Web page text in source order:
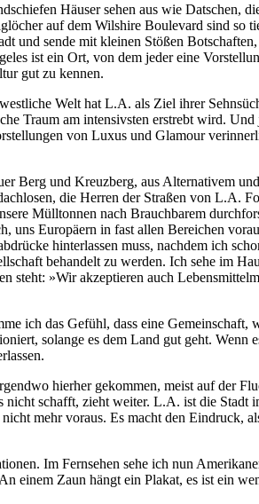
Häuser sehen aus wie Datschen,
auf dem Wilshire Boulevard sind so
und sende mit kleinen Stößen
ist ein Ort, von dem jeder eine
gut zu kennen.
Welt hat L.A. als Ziel ihrer
Traum am intensivsten erstrebt wird.
von Luxus und Glamour
Berg und Kreuzberg, aus Alternativem
die Herren der Straßen von L.A.
Mülltonnen nach Brauchbarem
uns Europäern in fast allen Bereichen
hinterlassen muss, nachdem ich
behandelt zu werden. Ich sehe im
steht: »Wir akzeptieren auch
ich das Gefühl, dass eine
solange es dem Land gut geht. Wenn
hierher gekommen, meist auf der
schafft, zieht weiter. L.A. ist die
mehr voraus. Es macht den Eindruck,
Im Fernsehen sehe ich nun
einem Zaun hängt ein Plakat, es ist ein